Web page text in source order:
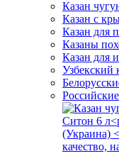
Казан
Казан с
Казан для
Казаны
Казан для
Узбекский